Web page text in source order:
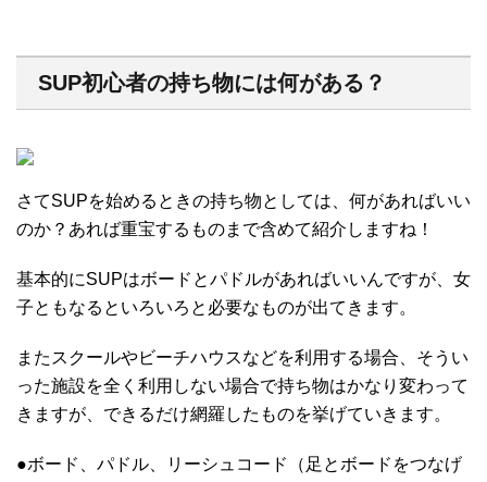
SUP初心者の持ち物には何がある？
さてSUPを始めるときの持ち物としては、何があればいい
のか？あれば重宝するものまで含めて紹介しますね！
基本的にSUPはボードとパドルがあればいいんですが、女
子ともなるといろいろと必要なものが出てきます。
またスクールやビーチハウスなどを利用する場合、そうい
った施設を全く利用しない場合で持ち物はかなり変わって
きますが、できるだけ網羅したものを挙げていきます。
●ボード、パドル、リーシュコード（足とボードをつなげ